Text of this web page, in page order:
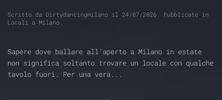
Scritto da Dirtydancingmilano il 24/07/2026 . Pubblicato in
Locali a Milano
Sapere dove ballare all’aperto a Milano in estate
non significa soltanto trovare un locale con qualche
tavolo fuori. Per una vera...